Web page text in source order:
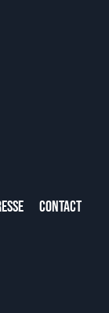
Contact